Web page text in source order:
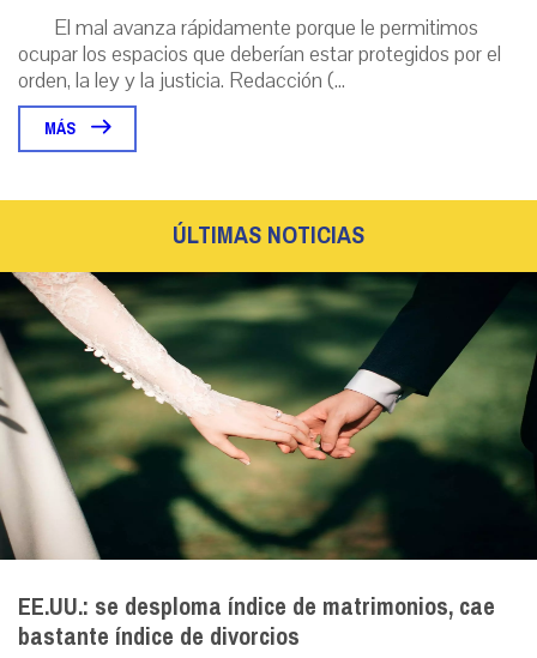
El mal avanza rápidamente porque le permitimos
ocupar los espacios que deberían estar protegidos por el
orden, la ley y la justicia. Redacción (...
MÁS
ÚLTIMAS NOTICIAS
EE.UU.: se desploma índice de matrimonios, cae
bastante índice de divorcios